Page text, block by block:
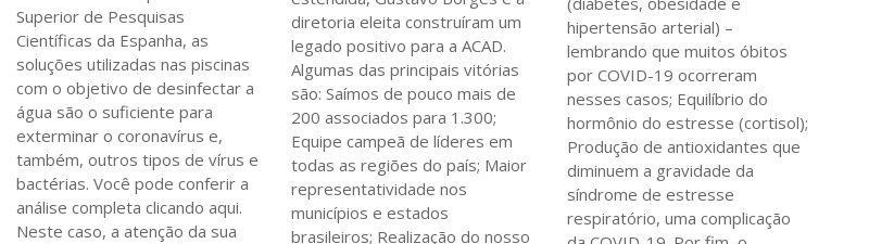
Superior de Pesquisas
Científicas da Espanha, as
soluções utilizadas nas piscinas
com o objetivo de desinfectar a
água são o suficiente para
exterminar o coronavírus e,
também, outros tipos de vírus e
bactérias. Você pode conferir a
análise completa clicando aqui.
Neste caso, a atenção da sua
diretoria eleita construíram um
legado positivo para a ACAD.
Algumas das principais vitórias
são: Saímos de pouco mais de
200 associados para 1.300;
Equipe campeã de líderes em
todas as regiões do país; Maior
representatividade nos
municípios e estados
brasileiros; Realização do nosso
hipertensão arterial) –
lembrando que muitos óbitos
por COVID-19 ocorreram
nesses casos; Equilíbrio do
hormônio do estresse (cortisol);
Produção de antioxidantes que
diminuem a gravidade da
síndrome de estresse
respiratório, uma complicação